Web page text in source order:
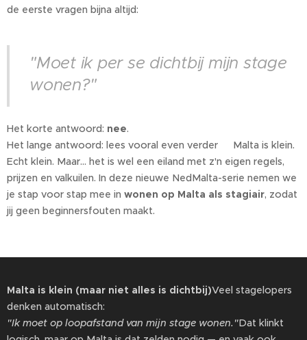
de eerste vragen bijna altijd:
"Moet ik per se dichtbij mijn stage
wonen?"
Het korte antwoord: nee.
Het lange antwoord: lees vooral even verder 😉Malta is klein.
Echt klein. Maar… het is wel een eiland met z'n eigen regels,
prijzen en valkuilen. In deze nieuwe NedMalta-serie nemen we
je stap voor stap mee in wonen op Malta als stagiair, zodat
jij geen beginnersfouten maakt.
Malta is klein (maar niet alles is dichtbij)Veel stagelopers
denken automatisch:
"Ik moet op loopafstand van mijn stage wonen."Dat klinkt